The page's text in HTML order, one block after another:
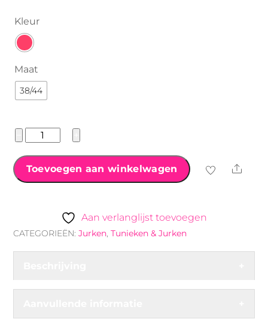
Kleur
Maat
38/44
Crinkle
Katoen
Jurk
Toevoegen aan winkelwagen Share
Aan verlanglijst toevoegen
CATEGORIEËN:Jurken ,Tunieken & Jurken